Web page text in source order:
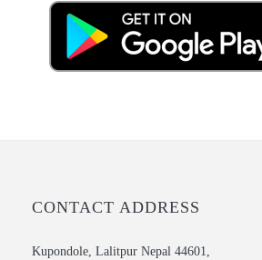
CONTACT ADDRESS
Kupondole, Lalitpur Nepal 44601,